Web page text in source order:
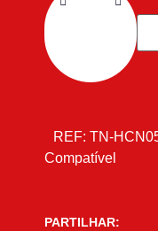
REF: TN-
Compatível
PARTILHAR: